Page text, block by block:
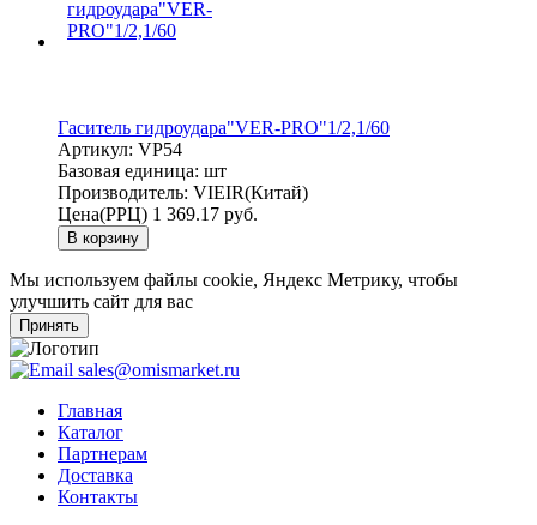
Гаситель гидроудара"VER-PRO"1/2,1/60
Артикул: VP54
Базовая единица: шт
Производитель: VIEIR(Китай)
Цена(РРЦ) 1 369.17 руб.
В корзину
Мы используем файлы cookie, Яндекс Метрику, чтобы
улучшить сайт для вас
Принять
sales@omismarket.ru
Главная
Каталог
Партнерам
Доставка
Контакты